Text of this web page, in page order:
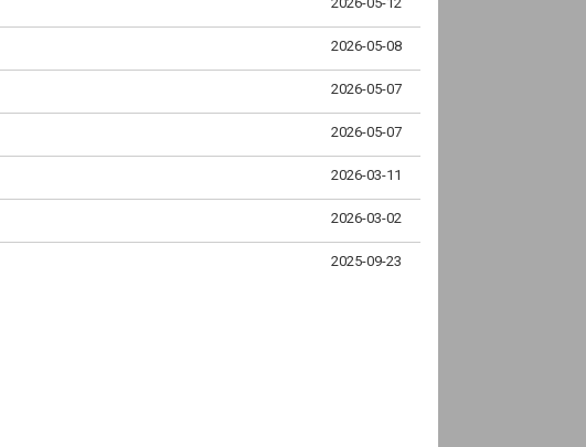
2026-05-08
2026-05-07
2026-05-07
2026-03-11
2026-03-02
2025-09-23